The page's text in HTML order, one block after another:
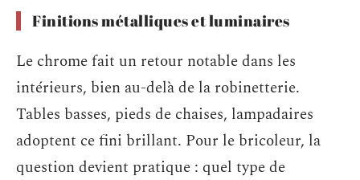
Finitions métalliques et luminaires
Le chrome fait un retour notable dans les
intérieurs, bien au-delà de la robinetterie.
Tables basses, pieds de chaises, lampadaires
adoptent ce fini brillant. Pour le bricoleur, la
question devient pratique : quel type de